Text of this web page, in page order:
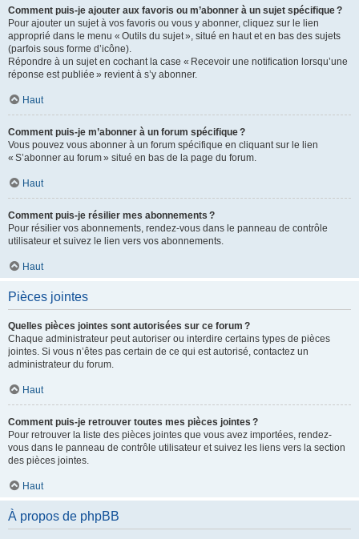
Comment puis-je ajouter aux favoris ou m’abonner à un sujet spécifique ?
Pour ajouter un sujet à vos favoris ou vous y abonner, cliquez sur le lien
approprié dans le menu « Outils du sujet », situé en haut et en bas des sujets
(parfois sous forme d’icône).
Répondre à un sujet en cochant la case « Recevoir une notification lorsqu’une
réponse est publiée » revient à s’y abonner.
Haut
Comment puis-je m’abonner à un forum spécifique ?
Vous pouvez vous abonner à un forum spécifique en cliquant sur le lien
« S’abonner au forum » situé en bas de la page du forum.
Haut
Comment puis-je résilier mes abonnements ?
Pour résilier vos abonnements, rendez-vous dans le panneau de contrôle
utilisateur et suivez le lien vers vos abonnements.
Haut
Pièces jointes
Quelles pièces jointes sont autorisées sur ce forum ?
Chaque administrateur peut autoriser ou interdire certains types de pièces
jointes. Si vous n’êtes pas certain de ce qui est autorisé, contactez un
administrateur du forum.
Haut
Comment puis-je retrouver toutes mes pièces jointes ?
Pour retrouver la liste des pièces jointes que vous avez importées, rendez-
vous dans le panneau de contrôle utilisateur et suivez les liens vers la section
des pièces jointes.
Haut
À propos de phpBB